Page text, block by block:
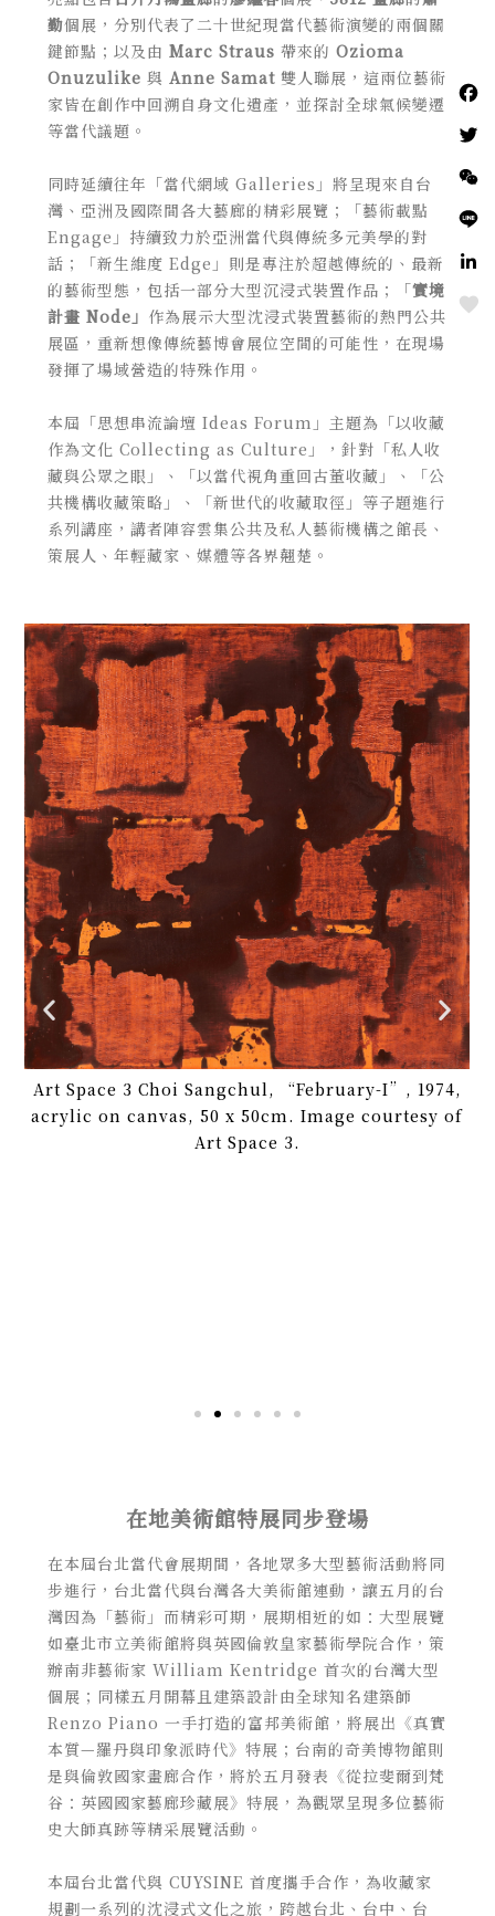
勤個展，分別代表了二十世紀現當代藝術演變的兩個關
鍵節點；以及由 Marc Straus 帶來的 Ozioma
Onuzulike 與 Anne Samat 雙人聯展，這兩位藝術
家皆在創作中回溯自身文化遺產，並探討全球氣候變遷
等當代議題。
同時延續往年「當代網域 Galleries」將呈現來自台
灣、亞洲及國際間各大藝廊的精彩展覽；「藝術載點
Engage」持續致力於亞洲當代與傳統多元美學的對
話；「新生維度 Edge」則是專注於超越傳統的、最新
的藝術型態，包括一部分大型沉浸式裝置作品；「實境
計畫 Node」 作為展示大型沈浸式裝置藝術的熱門公共
展區，重新想像傳統藝博會展位空間的可能性，在現場
發揮了場域營造的特殊作用。
本屆「思想串流論壇 Ideas Forum」主題為「以收藏
作為文化 Collecting as Culture」， 針對「私人收
藏與公眾之眼」、「以當代視角重回古董收藏」、「公
共機構收藏策略」、「新世代的收藏取徑」等子題進行
系列講座，講者陣容雲集公共及私人藝術機構之館長、
策展人、年輕藏家、媒體等各界翹楚。
Art Space 3 Choi Sangchul, “February-I”, 1974,
acrylic on canvas, 50 x 50cm. Image courtesy of
Art Space 3.
在地美術館特展同步登場
在本屆台北當代會展期間，各地眾多大型藝術活動將同
步進行，台北當代與台灣各大美術館連動，讓五月的台
灣因為「藝術」而精彩可期，展期相近的如：大型展覽
如臺北市立美術館將與英國倫敦皇家藝術學院合作，策
辦南非藝術家 William Kentridge 首次的台灣大型
個展；同樣五月開幕且建築設計由全球知名建築師
Renzo Piano 一手打造的富邦美術館，將展出《真實
本質—羅丹與印象派時代》特展；台南的奇美博物館則
是與倫敦國家畫廊合作，將於五月發表《從拉斐爾到梵
谷：英國國家藝廊珍藏展》特展，為觀眾呈現多位藝術
史大師真跡等精采展覽活動。
本屆台北當代與 CUYSINE 首度攜手合作，為收藏家
規劃一系列的沈浸式文化之旅，跨越台北、台中、台
Love